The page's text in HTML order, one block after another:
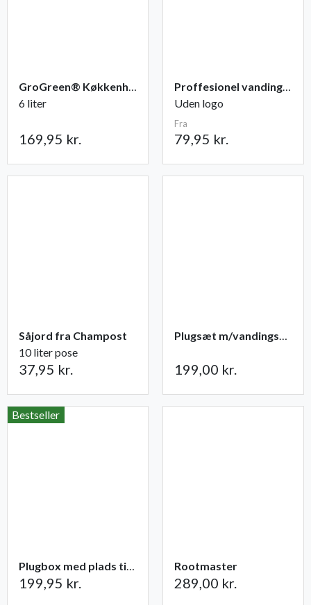
6 liter
169,95 kr.
Uden logo
Fra
79,95 kr.
Såjord fra Champost
10 liter pose
37,95 kr. 199,00 kr.
Bestseller
199,95 kr.
Rootmaster
289,00 kr.